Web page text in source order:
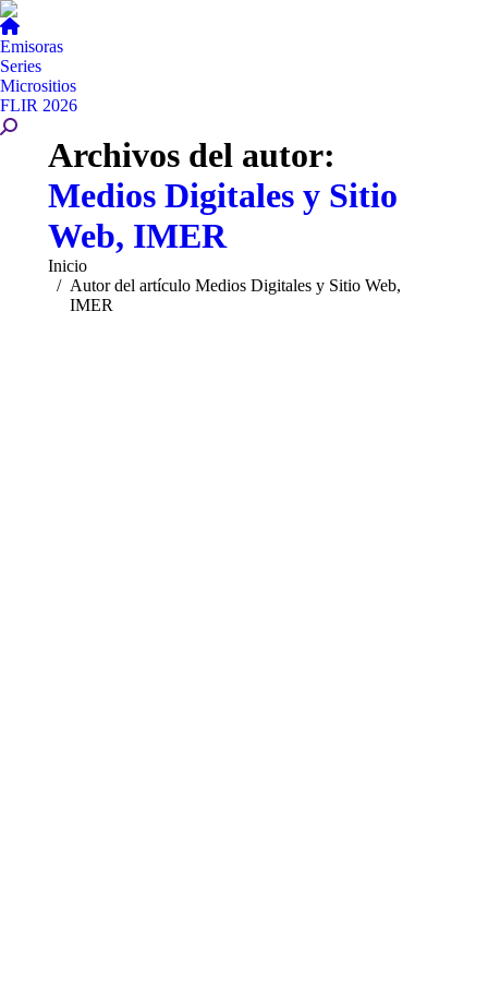
Emisoras
Series
Micrositios
FLIR 2026
Buscar:
Archivos del autor:
Medios Digitales y Sitio
Web, IMER
Estás aquí:
Inicio
Autor del artículo Medios Digitales y Sitio Web,
IMER